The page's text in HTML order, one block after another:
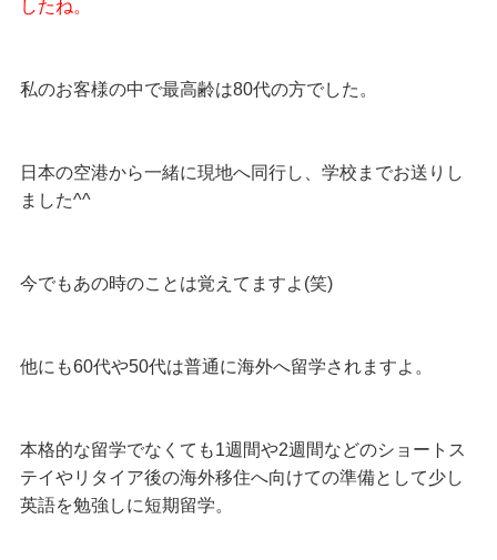
したね。
私のお客様の中で最高齢は80代の方でした。
日本の空港から一緒に現地へ同行し、学校までお送りし
ました^^
今でもあの時のことは覚えてますよ(笑)
他にも60代や50代は普通に海外へ留学されますよ。
本格的な留学でなくても1週間や2週間などのショートス
テイやリタイア後の海外移住へ向けての準備として少し
英語を勉強しに短期留学。